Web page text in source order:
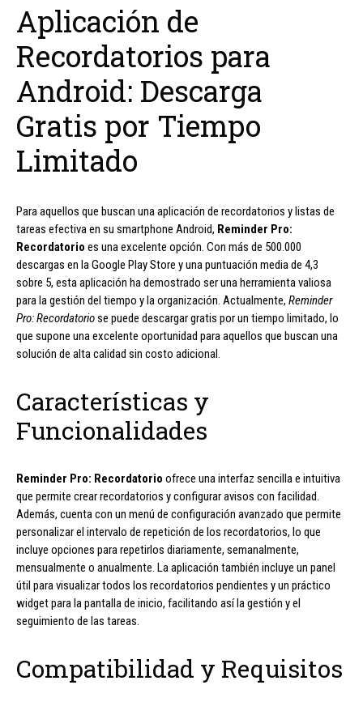
Aplicación de
Recordatorios para
Android: Descarga
Gratis por Tiempo
Limitado
Para aquellos que buscan una aplicación de recordatorios y listas de
tareas efectiva en su smartphone Android, Reminder Pro:
Recordatorio es una excelente opción. Con más de 500.000
descargas en la Google Play Store y una puntuación media de 4,3
sobre 5, esta aplicación ha demostrado ser una herramienta valiosa
para la gestión del tiempo y la organización. Actualmente, Reminder
Pro: Recordatoriose puede descargar gratis por un tiempo limitado, lo
que supone una excelente oportunidad para aquellos que buscan una
solución de alta calidad sin costo adicional.
Características y
Funcionalidades
Reminder Pro: Recordatorio ofrece una interfaz sencilla e intuitiva
que permite crear recordatorios y configurar avisos con facilidad.
Además, cuenta con un menú de configuración avanzado que permite
personalizar el intervalo de repetición de los recordatorios, lo que
incluye opciones para repetirlos diariamente, semanalmente,
mensualmente o anualmente. La aplicación también incluye un panel
útil para visualizar todos los recordatorios pendientes y un práctico
widget para la pantalla de inicio, facilitando así la gestión y el
seguimiento de las tareas.
Compatibilidad y Requisitos